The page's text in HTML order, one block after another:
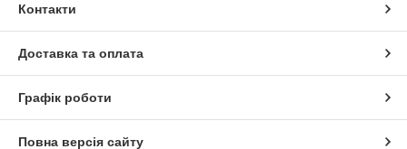
Контакти
Доставка та оплата
Графік роботи
Повна версія сайту